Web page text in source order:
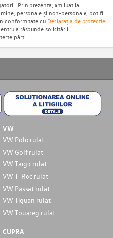
Prin prezenta, am luat la
personale și non-personale, pot fi
conformitate cu Declarația de protecție
a răspunde solicitării
părți.
VW
VW Polo rulat
VW Golf rulat
VW Taigo rulat
VW T-Roc rulat
VW Passat rulat
VW Tiguan rulat
VW Touareg rulat
CUPRA